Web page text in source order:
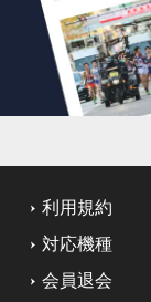
利用規約
対応機種
会員退会